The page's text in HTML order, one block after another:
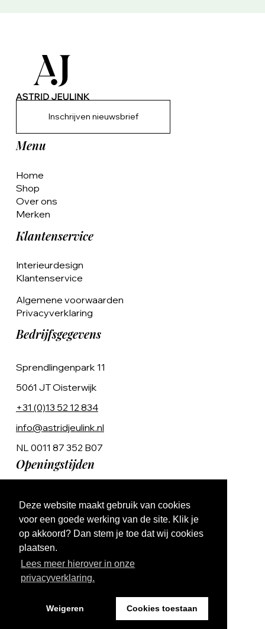
Deze website maakt gebruik van cookies
voor een goede werking van de site. Klik je
op akkoord? Dan stem je toe dat wij cookies
plaatsen.
Lees meer hierover in onze
privacyverklaring.
Weigeren Cookies toestaan
Inschrijven nieuwsbrief
Menu
Home
Shop
Over ons
Merken
Klantenservice
Interieurdesign
Klantenservice
Algemene voorwaarden
Privacyverklaring
Bedrijfsgegevens
Sprendlingenpark 11
5061 JT Oisterwijk
+31 (0)13 52 12 834
info@astridjeulink.nl
NL 0011 87 352 B07
Openingstijden
Ma t/m Vr 9:00 - 17:00